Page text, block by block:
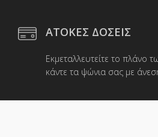
ΑΤΟΚΕΣ ΔΟΣΕΙΣ
Εκμεταλλευτείτε το πλάνο
κάντε τα ψώνια σας με